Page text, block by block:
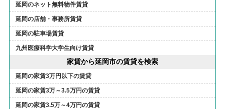
延岡のネット無料物件賃貸
延岡の店舗・事務所賃貸
延岡の駐車場賃貸
九州医療科学大学生向け賃貸
家賃から延岡市の賃貸を検索
延岡の家賃3万円以下の賃貸
延岡の家賃3万～3.5万円の賃貸
延岡の家賃3.5万～4万円の賃貸